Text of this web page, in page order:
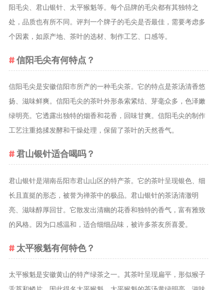
阳毛尖、君山银针、太平猴魁等。每个品牌的毛尖都有其独特之
处，品质也有所不同。评判一个牌子的毛尖是否最佳，需要考虑多
个因素，如原产地、茶叶的选材、制作工艺、口感等。
信阳毛尖有何特点？
信阳毛尖是安徽信阳市所产的一种毛尖茶。它的特点是茶汤清香悠
扬、滋味鲜爽。信阳毛尖的茶叶外形条索紧结、芽毫众多，色泽嫩
绿明亮。它透露出独特的烟香和花香，回味甘爽。信阳毛尖的制作
工艺注重捻揉发酵和干燥处理，保留了茶叶的天然香气。
君山银针适合喝吗？
君山银针是湖南岳阳市君山山区的特产茶。它的茶叶呈现银色、细
长且直挺的形态，被誉为禅茶中的极品。君山银针的茶汤清澈明
亮、滋味醇厚回甘。它散发出清幽的花香和独特的香气，富有雅致
的风格。因为口感温和，适合细细品味，被许多茶友所喜爱。
太平猴魁有何特色？
太平猴魁是安徽黄山的特产绿茶之一。其茶叶呈现扁平，形似猴子
茶文化
茶叶历史
茶叶品鉴
茶叶收藏
茶叶鉴赏
茶具
茶器
茶宠
茶叶行业动
态
健康养生
养生药汤包
治疗脱发